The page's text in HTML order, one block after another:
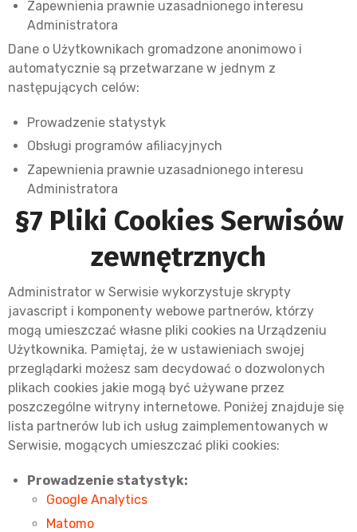
Zapewnienia prawnie uzasadnionego interesu
Administratora
Dane o Użytkownikach gromadzone anonimowo i
automatycznie są przetwarzane w jednym z
następujących celów:
Prowadzenie statystyk
Obsługi programów afiliacyjnych
Zapewnienia prawnie uzasadnionego interesu
Administratora
§7 Pliki Cookies Serwisów
zewnętrznych
Administrator w Serwisie wykorzystuje skrypty
javascript i komponenty webowe partnerów, którzy
mogą umieszczać własne pliki cookies na Urządzeniu
Użytkownika. Pamiętaj, że w ustawieniach swojej
przeglądarki możesz sam decydować o dozwolonych
plikach cookies jakie mogą być używane przez
poszczególne witryny internetowe. Poniżej znajduje się
lista partnerów lub ich usług zaimplementowanych w
Serwisie, mogących umieszczać pliki cookies:
Prowadzenie statystyk:
Google Analytics
Matomo